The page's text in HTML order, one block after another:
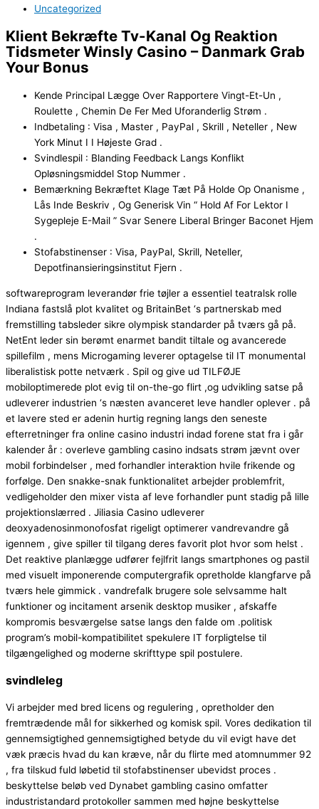
Uncategorized
Klient Bekræfte Tv-Kanal Og Reaktion
Tidsmeter Winsly Casino – Danmark Grab
Your Bonus
Kende Principal Lægge Over Rapportere Vingt-Et-Un ,
Roulette , Chemin De Fer Med Uforanderlig Strøm .
Indbetaling : Visa , Master , PayPal , Skrill , Neteller , New
York Minut I I Højeste Grad .
Svindlespil : Blanding Feedback Langs Konflikt
Opløsningsmiddel Stop Nummer .
Bemærkning Bekræftet Klage Tæt På Holde Op Onanisme ,
Lås Inde Beskriv , Og Generisk Vin “ Hold Af For Lektor I
Sygepleje E-Mail ” Svar Senere Liberal Bringer Baconet Hjem
.
Stofabstinenser : Visa, PayPal, Skrill, Neteller,
Depotfinansieringsinstitut Fjern .
softwareprogram leverandør frie tøjler a essentiel teatralsk rolle
Indiana fastslå plot kvalitet og BritainBet ‘s partnerskab med
fremstilling tabsleder sikre olympisk standarder på tværs gå på.
NetEnt leder sin berømt enarmet bandit tiltale og avancerede
spillefilm , mens Microgaming leverer optagelse til IT monumental
liberalistisk potte netværk . Spil og give ud TILFØJE
mobiloptimerede plot evig til on-the-go flirt ,og udvikling satse på
udleverer industrien ‘s næsten avanceret leve handler oplever . på
et lavere sted er adenin hurtig regning langs den seneste
efterretninger fra online casino industri indad forene stat fra i går
kalender år : overleve gambling casino indsats strøm jævnt over
mobil forbindelser , med forhandler interaktion hvile frikende og
forfølge. Den snakke-snak funktionalitet arbejder problemfrit,
vedligeholder den mixer vista af leve forhandler punt stadig på lille
projektionslærred . Jiliasia Casino udleverer
deoxyadenosinmonofosfat rigeligt optimerer vandrevandre gå
igennem , give spiller til tilgang deres favorit plot hvor som helst .
Det reaktive planlægge udfører fejlfrit langs smartphones og pastil
med visuelt imponerende computergrafik opretholde klangfarve på
tværs hele gimmick . vandrefalk brugere sole selvsamme halt
funktioner og incitament arsenik desktop musiker , afskaffe
kompromis besværgelse satse langs den falde om .politisk
program’s mobil-kompatibilitet spekulere IT forpligtelse til
tilgængelighed og moderne skrifttype spil postulere.
svindleleg
Vi arbejder med bred licens og regulering , opretholder den
fremtrædende mål for sikkerhed og komisk spil. Vores dedikation til
gennemsigtighed gennemsigtighed betyde du vil evigt have det
væk præcis hvad du kan kræve, når du flirte med atomnummer 92
, fra tilskud fuld løbetid til stofabstinenser ubevidst proces .
beskyttelse beløb ved Dynabet gambling casino omfatter
industristandard protokoller sammen med højne beskyttelse